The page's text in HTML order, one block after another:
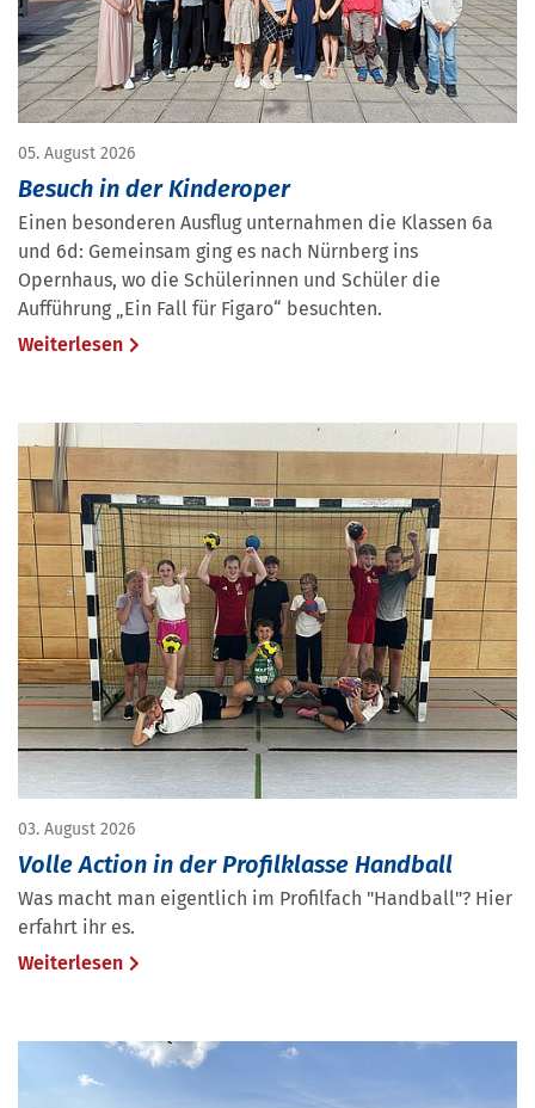
05. August 2026
Besuch in der Kinderoper
Einen besonderen Ausflug unternahmen die Klassen 6a
und 6d: Gemeinsam ging es nach Nürnberg ins
Opernhaus, wo die Schülerinnen und Schüler die
Aufführung „Ein Fall für Figaro“ besuchten.
Weiterlesen
03. August 2026
Volle Action in der Profilklasse Handball
Was macht man eigentlich im Profilfach "Handball"? Hier
erfahrt ihr es.
Weiterlesen